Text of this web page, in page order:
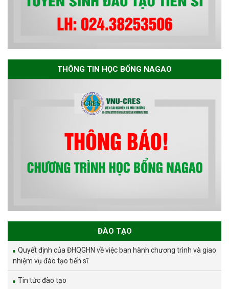
THÔNG TIN HỌC BỔNG NAGAO
ĐÀO TẠO
Quyết định của ĐHQGHN về việc ban hành chương trình và giao
nhiệm vụ đào tạo tiến sĩ
Tin tức đào tạo